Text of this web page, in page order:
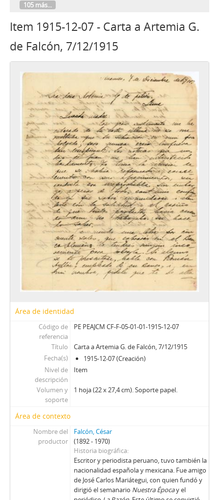
105 más...
Item 1915-12-07 - Carta a Artemia G.
de Falcón, 7/12/1915
Área de identidad
Código de
referencia
PE PEAJCM CF-F-05-01-01-1915-12-07
Título
Carta a Artemia G. de Falcón, 7/12/1915
Fecha(s)
1915-12-07 (Creación)
Nivel de
descripción
Item
Volumen y
soporte
1 hoja (22 x 27,4 cm). Soporte papel.
Área de contexto
Nombre del
productor
Falcón, César
(1892 - 1970)
Historia biográfica
Escritor y periodista peruano, tuvo también la
nacionalidad española y mexicana. Fue amigo
de José Carlos Mariátegui, con quien fundó y
dirigió el semanario Nuestra Épocay el